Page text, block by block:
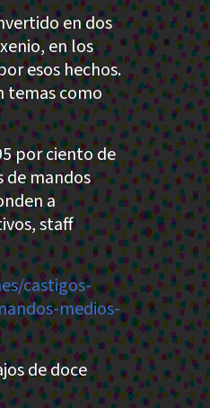
en dos
en los
esos hechos.
temas como
por ciento de
de mandos
a
staff
castigos-
medios-
de doce